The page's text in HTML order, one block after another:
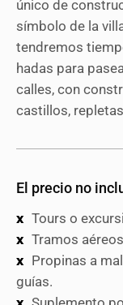
único de
símbolo de la
tendremos
hadas para
calles, con
castillos,
El precio no
Tours o
Tramos
Propinas a
guías.